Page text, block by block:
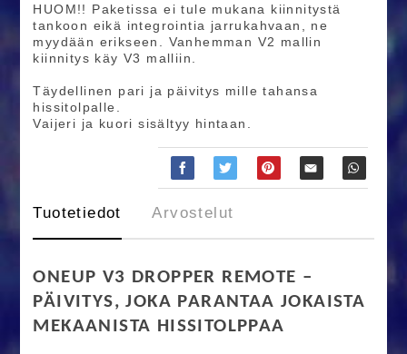
HUOM!! Paketissa ei tule mukana kiinnitystä
tankoon eikä integrointia jarrukahvaan, ne
myydään erikseen. Vanhemman V2 mallin
kiinnitys käy V3 malliin.
Täydellinen pari ja päivitys mille tahansa
hissitolpalle.
Vaijeri ja kuori sisältyy hintaan.
Tuotetiedot Arvostelut
ONEUP V3 DROPPER REMOTE –
PÄIVITYS, JOKA PARANTAA JOKAISTA
MEKAANISTA HISSITOLPPAA